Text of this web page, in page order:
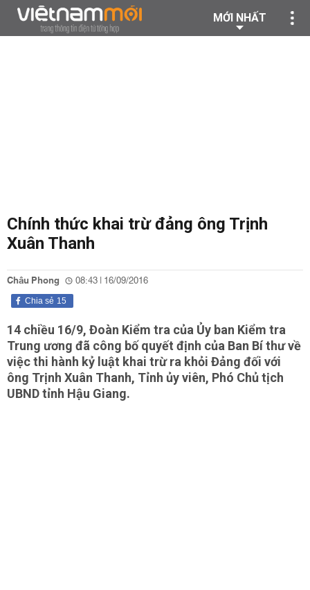
MỚI NHẤT
Chính thức khai trừ đảng ông Trịnh
Xuân Thanh
Châu Phong 08:43 | 16/09/2016
15
Chia sẻ
14 chiều 16/9, Đoàn Kiểm tra của Ủy ban Kiểm tra
Trung ương đã công bố quyết định của Ban Bí thư về
việc thi hành kỷ luật khai trừ ra khỏi Đảng đối với
ông Trịnh Xuân Thanh, Tỉnh ủy viên, Phó Chủ tịch
UBND tỉnh Hậu Giang.